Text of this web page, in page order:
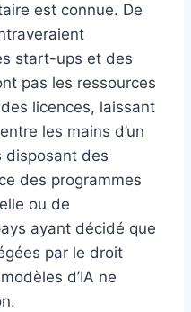
est connue. De
start-ups et des
pas les ressources
licences, laissant
les mains d’un
disposant des
des programmes
ou de
ayant décidé que
par le droit
d’IA ne